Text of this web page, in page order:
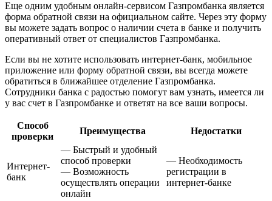
Еще одним удобным онлайн-сервисом Газпромбанка является
форма обратной связи на официальном сайте. Через эту форму
вы можете задать вопрос о наличии счета в банке и получить
оперативный ответ от специалистов Газпромбанка.
Если вы не хотите использовать интернет-банк, мобильное
приложение или форму обратной связи, вы всегда можете
обратиться в ближайшее отделение Газпромбанка.
Сотрудники банка с радостью помогут вам узнать, имеется ли
у вас счет в Газпромбанке и ответят на все ваши вопросы.
Способ
проверки
Преимущества Недостатки
Интернет-
банк
— Быстрый и удобный
способ проверки
— Возможность
осуществлять операции
онлайн
— Необходимость
регистрации в
интернет-банке